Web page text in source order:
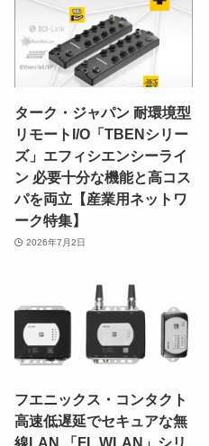
ターク・ジャパン 耐環境型
リモートI/O「TBENシリー
ズ」エフィシエンシーライ
ン 必要十分な機能と高コス
パを両立【産業用ネットワ
ーク特集】
2026年7月2日
フエニックス・コンタクト
高速低遅延でセキュアな無
線LAN 「FL WLAN」シリ